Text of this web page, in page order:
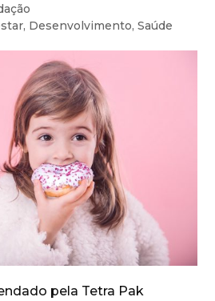
, Desenvolvimento,Saúde
pela Tetra Pak